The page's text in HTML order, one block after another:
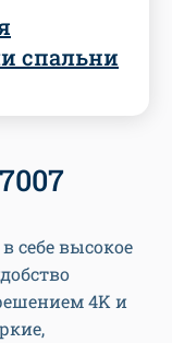
спальни
себе высокое
4K и